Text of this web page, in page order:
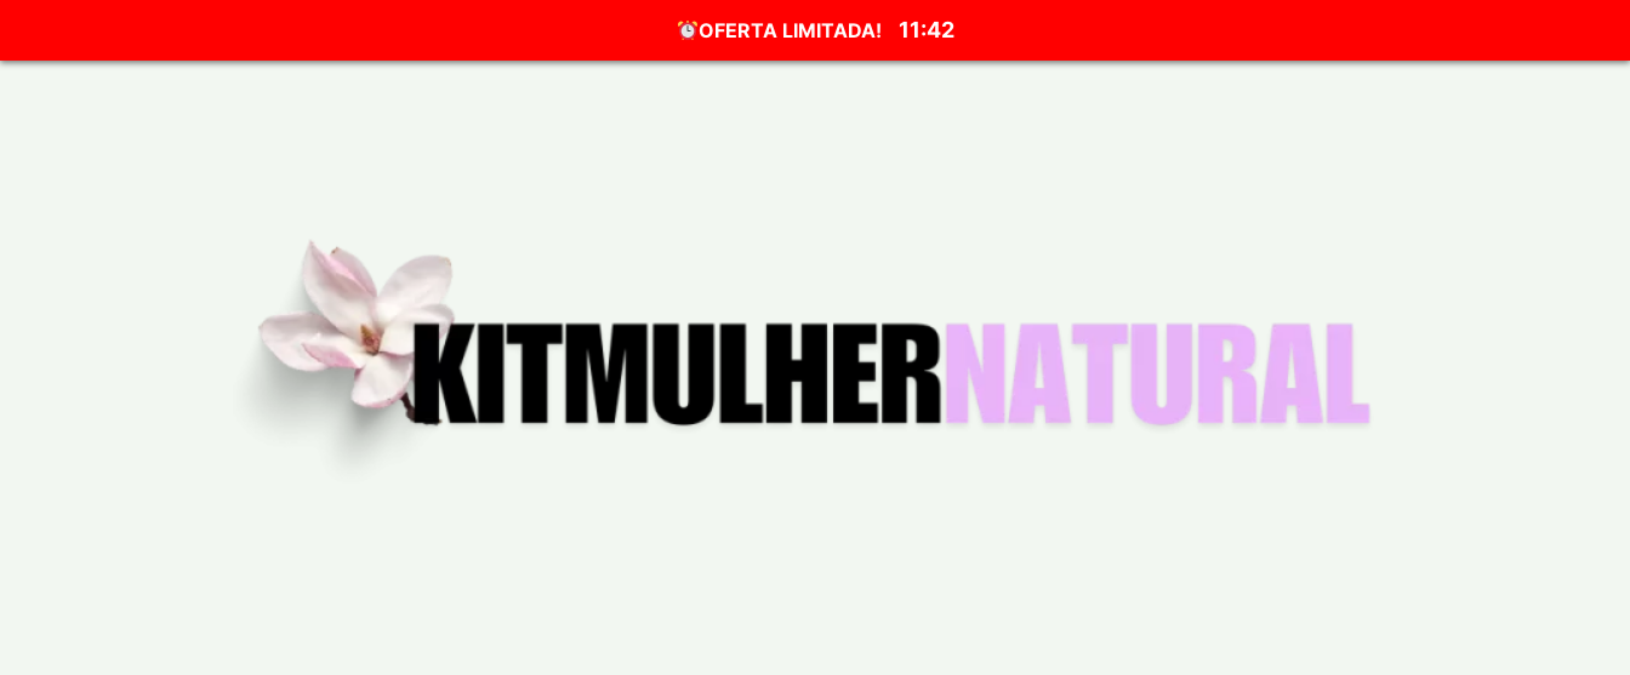
OFERTA LIMITADA! 11:41